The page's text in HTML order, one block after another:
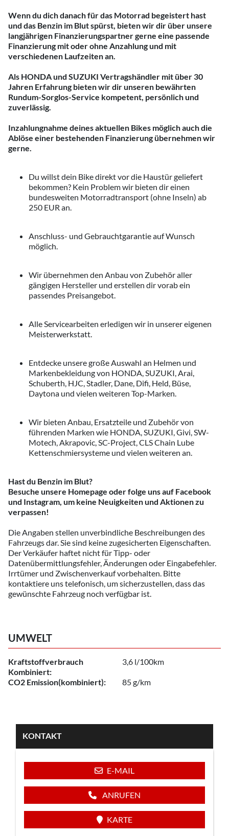
Wenn du dich danach für das Motorrad begeistert hast
und das Benzin im Blut spürst, bieten wir dir über unsere
langjährigen Finanzierungspartner gerne eine passende
Finanzierung mit oder ohne Anzahlung und mit
verschiedenen Laufzeiten an.
Als HONDA und SUZUKI Vertragshändler mit über 30
Jahren Erfahrung bieten wir dir unseren bewährten
Rundum-Sorglos-Service kompetent, persönlich und
zuverlässig.
Inzahlungnahme deines aktuellen Bikes möglich auch die
Ablöse einer bestehenden Finanzierung übernehmen wir
gerne.
Du willst dein Bike direkt vor die Haustür geliefert
bekommen? Kein Problem wir bieten dir einen
bundesweiten Motorradtransport (ohne Inseln) ab
250 EUR an.
Anschluss- und Gebrauchtgarantie auf Wunsch
möglich.
Wir übernehmen den Anbau von Zubehör aller
gängigen Hersteller und erstellen dir vorab ein
passendes Preisangebot.
Alle Servicearbeiten erledigen wir in unserer eigenen
Meisterwerkstatt.
Entdecke unsere große Auswahl an Helmen und
Markenbekleidung von HONDA, SUZUKI, Arai,
Schuberth, HJC, Stadler, Dane, Difi, Held, Büse,
Daytona und vielen weiteren Top-Marken.
Wir bieten Anbau, Ersatzteile und Zubehör von
führenden Marken wie HONDA, SUZUKI, Givi, SW-
Motech, Akrapovic, SC-Project, CLS Chain Lube
Kettenschmiersysteme und vielen weiteren an.
Hast du Benzin im Blut?
Besuche unsere Homepage oder folge uns auf Facebook
und Instagram, um keine Neuigkeiten und Aktionen zu
verpassen!
Die Angaben stellen unverbindliche Beschreibungen des
Fahrzeugs dar. Sie sind keine zugesicherten Eigenschaften.
Der Verkäufer haftet nicht für Tipp- oder
Datenübermittlungsfehler, Änderungen oder Eingabefehler.
Irrtümer und Zwischenverkauf vorbehalten. Bitte
kontaktiere uns telefonisch, um sicherzustellen, dass das
gewünschte Fahrzeug noch verfügbar ist.
UMWELT
Kraftstoffverbrauch
Kombiniert:
3,6 l/100km
CO2 Emission(kombiniert): 85 g/km
KONTAKT
E-MAIL
ANRUFEN
KARTE